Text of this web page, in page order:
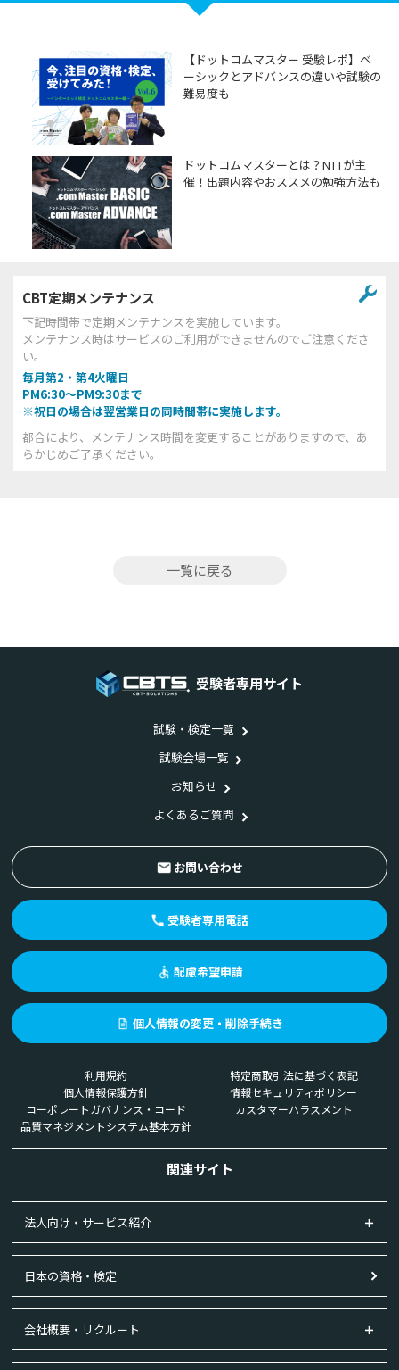
【ドットコムマスター 受験レポ】ベ
ーシックとアドバンスの違いや試験の
難易度も
ドットコムマスターとは？NTTが主
催！出題内容やおススメの勉強方法も
CBT定期メンテナンス
下記時間帯で定期メンテナンスを実施しています。
メンテナンス時はサービスのご利用ができませんのでご注意くださ
い。
毎月第2・第4火曜日
PM6:30～PM9:30まで
※祝日の場合は翌営業日の同時間帯に実施します。
都合により、メンテナンス時間を変更することがありますので、あ
らかじめご了承ください。
一覧に戻る
受験者専用サイト
試験・検定一覧
試験会場一覧
お知らせ
よくあるご質問
お問い合わせ
受験者専用電話
配慮希望申請
個人情報の変更・削除手続き
利用規約
特定商取引法に基づく表記
個人情報保護方針
情報セキュリティポリシー
コーポレートガバナンス・コード
カスタマーハラスメント
品質マネジメントシステム基本方針
関連サイト
法人向け・サービス紹介
日本の資格・検定
会社概要・リクルート